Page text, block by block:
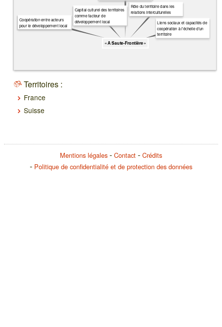
« A Saute-Frontière »
Liens sociaux et capacités de
coopération à l'échelle d'un
territoire
Rôle du territoire dans les
relations interculturelles
Capital culturel des territoires
comme facteur de
développement local
Coopération entre acteurs
pour le développement local
Territoires :
France
Suisse
Mentions légales Contact
Crédits
Politique de confidentialité et de protection des données